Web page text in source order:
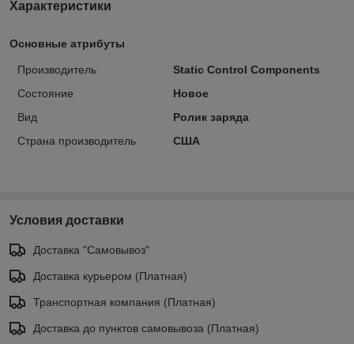
Характеристики
Основные атрибуты
Производитель
Static Control Components
Состояние
Новое
Вид
Ролик заряда
Страна производитель
США
Условия доставки
Доставка "Самовывоз"
Доставка курьером (Платная)
Транспортная компания (Платная)
Доставка до пунктов самовывоза (Платная)